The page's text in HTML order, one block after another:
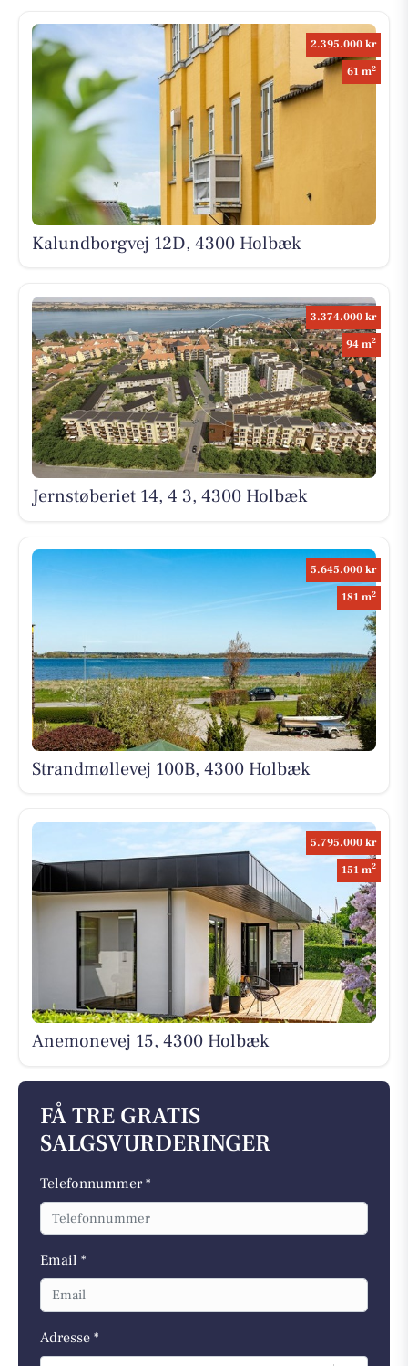
2.395.000 kr
61 m2
Kalundborgvej 12D, 4300 Holbæk
3.374.000 kr
94 m2
Jernstøberiet 14, 4 3, 4300 Holbæk
5.645.000 kr
181 m2
Strandmøllevej 100B, 4300 Holbæk
5.795.000 kr
151 m2
Anemonevej 15, 4300 Holbæk
FÅ TRE GRATIS
SALGSVURDERINGER
Telefonnummer *
Email *
Adresse *